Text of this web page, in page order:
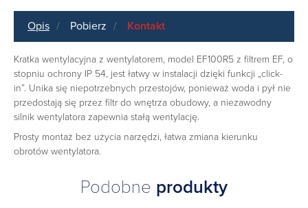
Opis Pobierz Kontakt
Kratka wentylacyjna z wentylatorem, model EF100R5 z filtrem EF, o
stopniu ochrony IP 54, jest łatwy w instalacji dzięki funkcji „click-
in”. Unika się niepotrzebnych przestojów, ponieważ woda i pył nie
przedostają się przez filtr do wnętrza obudowy, a niezawodny
silnik wentylatora zapewnia stałą wentylację.
Prosty montaż bez użycia narzędzi, łatwa zmiana kierunku
obrotów wentylatora.
Podobne produkty